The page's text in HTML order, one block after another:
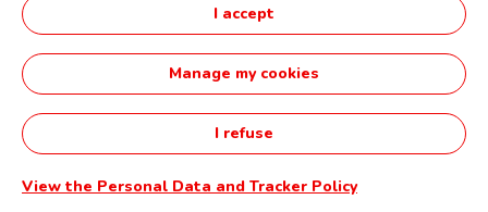
production de déchets. Il s’agit de passer d’une économie
linéaire (extraire, fabriquer, consommer, jeter) à un modèle
économique circulaire (réduire, réutiliser, recycler …). Les
flux circulaires peuvent être des matériaux obtenus au
départ de déchets (cycle « technique ») ou des matières
biosourcées (cycle « biologique » ou « du carbone).
Le jury s’attachera aux critères décrits en 5.2.1 pour
I accept
Manage my cookies
I refuse
View the Personal Data and Tracker Policy